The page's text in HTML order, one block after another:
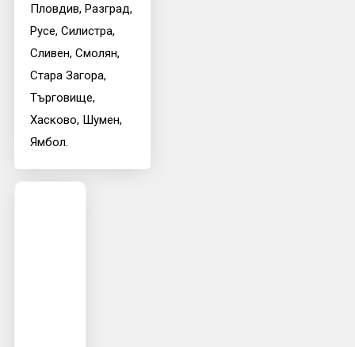
Пловдив, Разград,
Русе, Силистра,
Сливен, Смолян,
Стара Загора,
Търговище,
Хасково, Шумен,
Ямбол.